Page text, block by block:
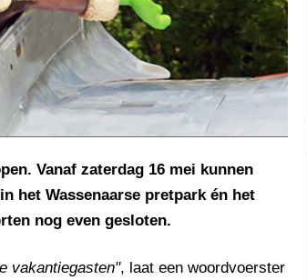
Vanaf zaterdag 16 mei kunnen
het Wassenaarse pretpark én het
nog even gesloten.
vakantiegasten", laat een woordvoerster